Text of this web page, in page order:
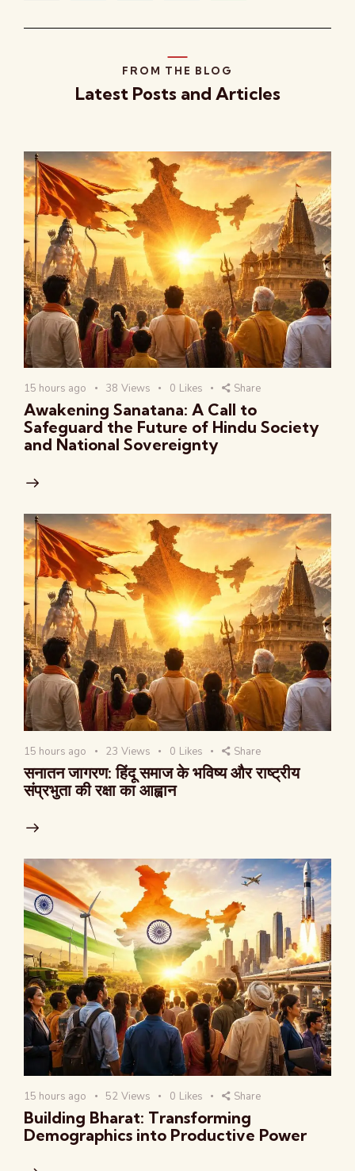
FROM THE BLOG
Latest Posts and Articles
15 hours ago 38 Views 0 Likes Share
Awakening Sanatana: A Call to
Safeguard the Future of Hindu Society
and National Sovereignty
15 hours ago 23 Views 0 Likes Share
सनातन जागरण: हिंदू समाज के भविष्य और राष्ट्रीय
संप्रभुता की रक्षा का आह्वान
15 hours ago 52 Views 0 Likes Share
Building Bharat: Transforming
Demographics into Productive Power